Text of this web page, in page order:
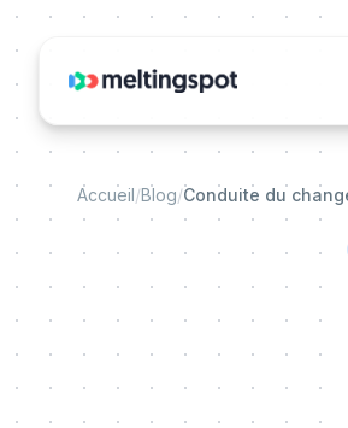
Accueil/Blog/